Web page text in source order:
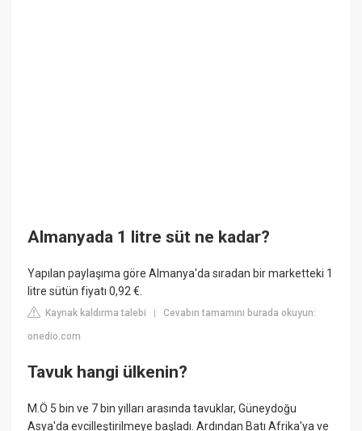
Almanyada 1 litre süt ne kadar?
Yapılan paylaşıma göre Almanya'da sıradan bir marketteki 1
litre sütün fiyatı 0,92 €.
Kaynak kaldırma talebi |Cevabın tamamını burada okuyun:
onedio.com
Tavuk hangi ülkenin?
M.Ö 5 bin ve 7 bin yılları arasında tavuklar, Güneydoğu
Asya'da evcilleştirilmeye başladı. Ardından Batı Afrika'ya ve